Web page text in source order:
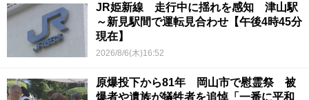
JR姫新線 走行中に揺れを感知 津山駅
～新見駅間で運転見合わせ【午後4時45分
現在】
2026/8/6(木)16:52
原爆投下から81年 岡山市で慰霊祭 被
爆者や遺族が犠牲者を追悼「一番に平和